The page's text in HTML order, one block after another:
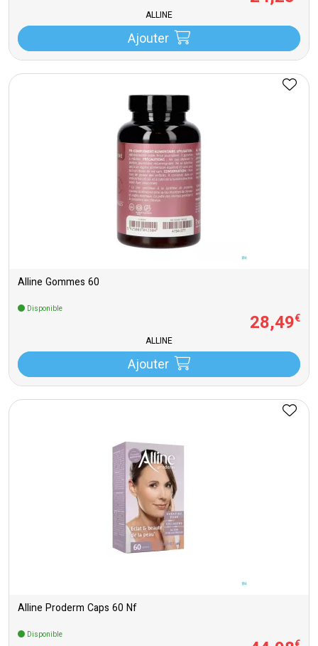
ALLINE
Ajouter
Alline Gommes 60
Disponible
28,49€
ALLINE
Ajouter
Alline Proderm Caps 60 Nf
Disponible